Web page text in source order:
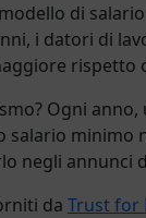
di
i datori di
rispetto
Ogni
salario
negli annunci
da Trust for